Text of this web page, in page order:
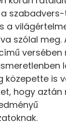
a
szólal meg.
versében
közepette is
hogy aztán